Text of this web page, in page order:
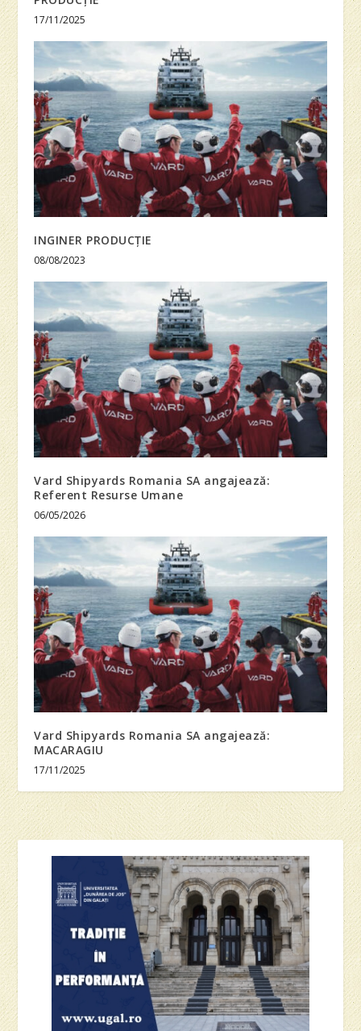
17/11/2025
INGINER PRODUCȚIE
08/08/2023
Vard Shipyards Romania SA angajează:
Referent Resurse Umane
06/05/2026
Vard Shipyards Romania SA angajează:
MACARAGIU
17/11/2025